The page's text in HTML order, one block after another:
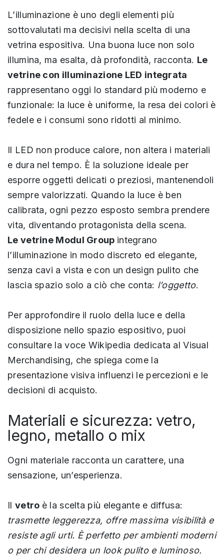
L’illuminazione è uno degli elementi più
sottovalutati ma decisivi nella scelta di una
vetrina espositiva. Una buona luce non solo
illumina, ma esalta, dà profondità, racconta. Le
vetrine con illuminazione LED integrata
rappresentano oggi lo standard più moderno e
funzionale: la luce è uniforme, la resa dei colori è
fedele e i consumi sono ridotti al minimo.
Il LED non produce calore, non altera i materiali
e dura nel tempo. È la soluzione ideale per
esporre oggetti delicati o preziosi, mantenendoli
sempre valorizzati. Quando la luce è ben
calibrata, ogni pezzo esposto sembra prendere
vita, diventando protagonista della scena.
Le vetrine Modul Group integrano
l’illuminazione in modo discreto ed elegante,
senza cavi a vista e con un design pulito che
lascia spazio solo a ciò che conta: l’oggetto.
Per approfondire il ruolo della luce e della
disposizione nello spazio espositivo, puoi
consultare la voce Wikipedia dedicata al Visual
Merchandising, che spiega come la
presentazione visiva influenzi le percezioni e le
decisioni di acquisto.
Materiali e sicurezza: vetro,
legno, metallo o mix
Ogni materiale racconta un carattere, una
sensazione, un’esperienza.
Il vetro è la scelta più elegante e diffusa:
trasmette leggerezza, offre massima visibilità e
resiste agli urti. È perfetto per ambienti moderni
o per chi desidera un look pulito e luminoso.